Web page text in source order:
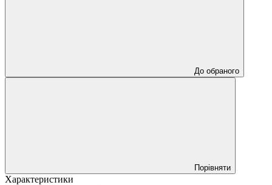
До обраного
Порівняти
Характеристики